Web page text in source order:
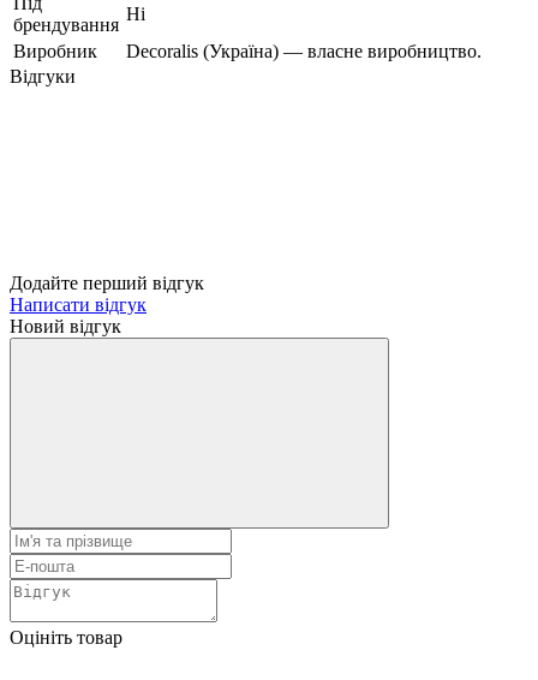
брендування
Ні
Виробник
Decoralis (Україна) — власне виробництво.
Відгуки
Додайте перший відгук
Написати відгук
Новий відгук
Оцініть товар